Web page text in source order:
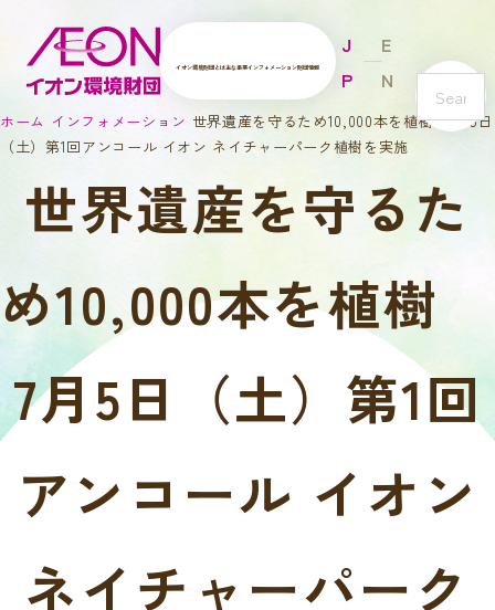
イオン環境財団とは主な事業インフォメーション財団情報
J
P
E
N
s
e
r
c
ホーム インフォメーション 世界遺産を守るため10,000本を植樹 7月5日
（土）第1回アンコール イオン ネイチャーパーク植樹を実施
世界遺産を守るた
め10,000本を植樹
7月5日（土）第1回
アンコール イオン
ネイチャーパーク